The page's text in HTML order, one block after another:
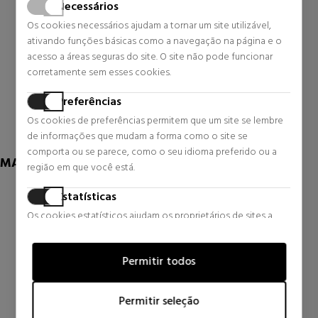
Necessários
Os cookies necessários ajudam a tornar um site utilizável,
ativando funções básicas como a navegação na página e o
acesso a áreas seguras do site. O site não pode funcionar
corretamente sem esses cookies.
Preferências
Os cookies de preferências permitem que um site se lembre
de informações que mudam a forma como o site se
comporta ou se parece, como o seu idioma preferido ou a
região em que você está.
Estatísticas
Os cookies estatísticos ajudam os proprietários de sites a
coletando e fornecendo informações de forma anônima.
Os cookies de marketing são usados para rastrear visitantes
em sites. A intenção é exibir anúncios que sejam relevantes e
Permitir todos
Permitir seleção
BETER
BROW BOOSTER GEL
VOLUMIZADOR DE
SOBRANCELHAS
Sobrancelhas e cílios
10,90 €
0 revisões
POWDER FINISH LÁPIS DE
SOBRANCELHA
Sobrancelhas e cílios
MAIS DE LANCOME